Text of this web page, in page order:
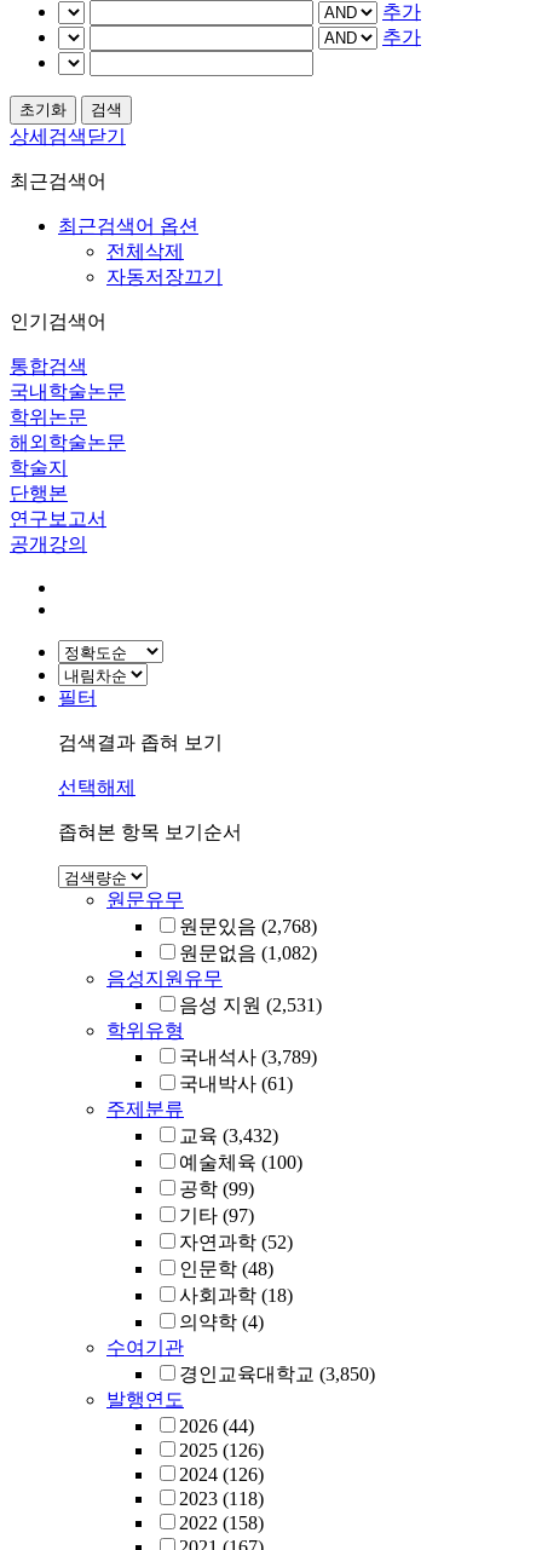
추가
추가
상세검색닫기
최근검색어
최근검색어 옵션
전체삭제
자동저장끄기
인기검색어
통합검색
국내학술논문
학위논문
해외학술논문
학술지
단행본
연구보고서
공개강의
필터
검색결과 좁혀 보기
선택해제
좁혀본 항목 보기순서
원문유무
원문있음 (2,768)
원문없음 (1,082)
음성지원유무
음성 지원 (2,531)
학위유형
국내석사 (3,789)
국내박사 (61)
주제분류
교육 (3,432)
예술체육 (100)
공학 (99)
기타 (97)
자연과학 (52)
인문학 (48)
사회과학 (18)
의약학 (4)
수여기관
경인교육대학교 (3,850)
발행연도
2026 (44)
2025 (126)
2024 (126)
2023 (118)
2022 (158)